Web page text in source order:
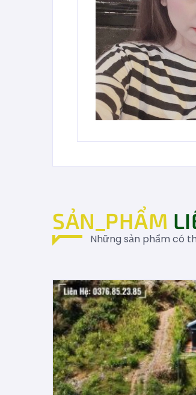
SẢN_PHẨM
Những sản phẩm có